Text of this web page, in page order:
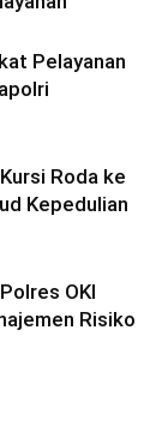
Pelayanan
Roda ke
Kepedulian
OKI
Risiko